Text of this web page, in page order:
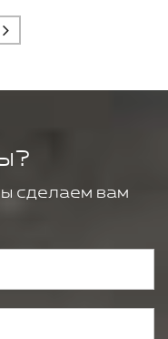
сделаем вам